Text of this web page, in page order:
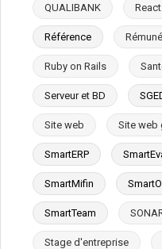
QUALIBANK React
Référence
Ruby on Rails
Serveur et BD
Site web Site web
SmartERP
SmartMifin
SmartTeam
Stage d'entreprise